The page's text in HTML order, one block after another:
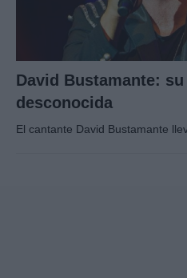
David Bustamante: su
desconocida
El cantante David Bustamante